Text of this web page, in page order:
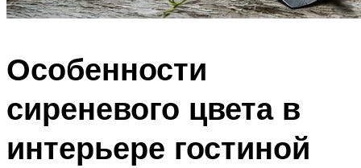
Особенности
сиреневого цвета в
интерьере гостиной